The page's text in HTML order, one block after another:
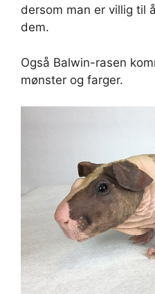
dersom man er villig til
dem.
Også Balwin-rasen
mønster og farger.